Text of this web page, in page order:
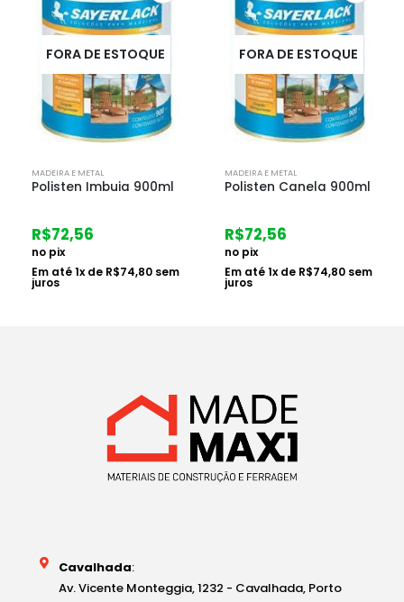
FORA DE ESTOQUE
MADEIRA E METAL
Polisten Canela 900ml
R$72,56
no pix
Em até1x de R$74,80 sem
juros
FORA DE ESTOQUE
MADEIRA E METAL
Fundo Nivelador
R$28,81
no pix
Em até
Cavalhada: